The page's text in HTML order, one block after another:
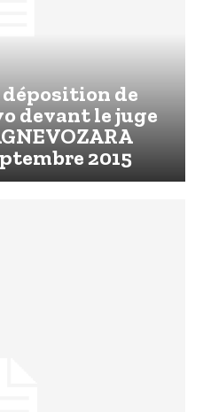
déposition de
devant le juge
2015